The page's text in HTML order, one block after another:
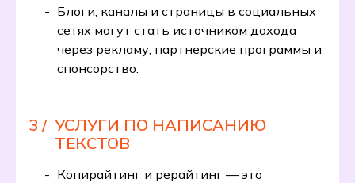
Блоги, каналы и страницы в социальных
сетях могут стать источником дохода
через рекламу, партнерские программы и
спонсорство.
3 / УСЛУГИ ПО НАПИСАНИЮ
ТЕКСТОВ
Копирайтинг и рерайтинг — это